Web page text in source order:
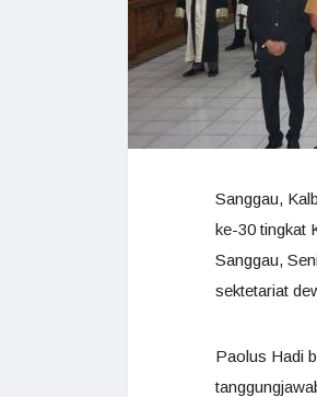
Sanggau,
ke-30 tingkat
Sanggau,
sektetariat
Paolus Hadi